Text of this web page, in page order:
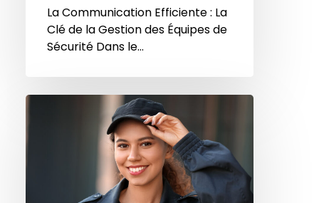
La Communication Efficiente : La
Clé de la Gestion des Équipes de
Sécurité Dans le…
La